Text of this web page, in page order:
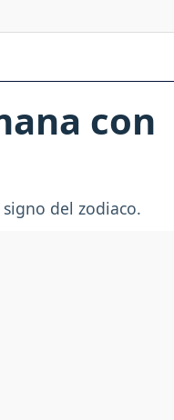
con
del zodiaco.